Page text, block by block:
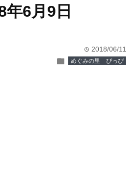
6月9日
time 2018/06/11
folder めぐみの里 ぴっぴ